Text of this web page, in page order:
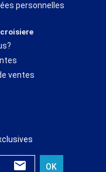
personnelles
ventes
OK